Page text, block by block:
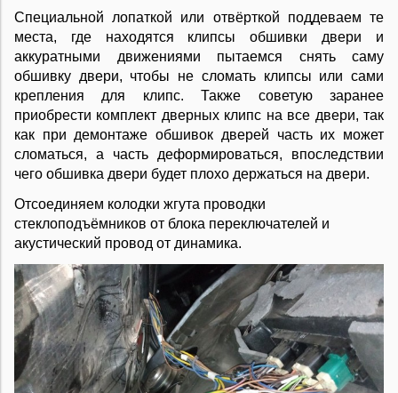
Специальной лопаткой или отвёрткой поддеваем те
места, где находятся клипсы обшивки двери и
аккуратными движениями пытаемся снять саму
обшивку двери, чтобы не сломать клипсы или сами
крепления для клипс. Также советую заранее
приобрести комплект дверных клипс на все двери, так
как при демонтаже обшивок дверей часть их может
сломаться, а часть деформироваться, впоследствии
чего обшивка двери будет плохо держаться на двери.
Отсоединяем колодки жгута проводки
стеклоподъёмников от блока переключателей и
акустический провод от динамика.